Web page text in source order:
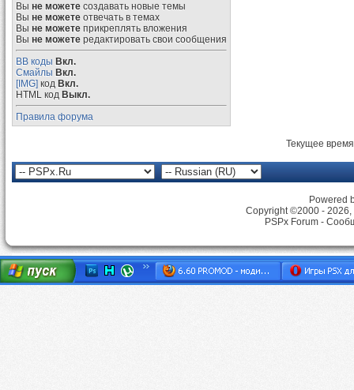
Вы не можете создавать новые темы
Вы не можете отвечать в темах
Вы не можете прикреплять вложения
Вы не можете редактировать свои сообщения
BB коды Вкл.
Смайлы Вкл.
[IMG] код Вкл.
HTML код Выкл.
Правила форума
Текущее
Powered
Copyright ©2000 -
PSPx Forum -